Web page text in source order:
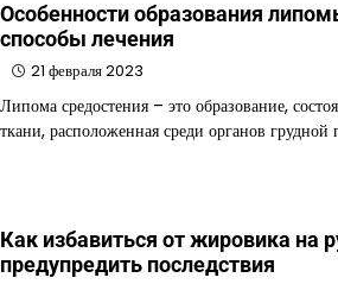
Особенности образования
способы лечения
21 февраля 2023
Липома средостения – это образование,
ткани, расположенная среди органов
Как избавиться от жировика на
предупредить последствия